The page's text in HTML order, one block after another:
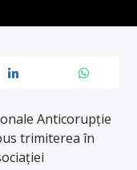
Anticorupție
trimiterea în